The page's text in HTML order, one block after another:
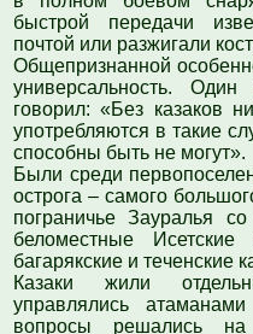
быстрой передачи
почтой или разжигали
Общепризнанной
универсальность. Один
говорил: «Без казаков
употребляются в такие
способны быть не могут».
Были среди
острога – самого
пограничье Зауралья
беломестные
багарякские и тeченские
Казаки жили
управлялись
вопросы решались на